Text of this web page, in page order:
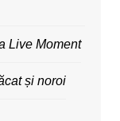
Live Moment
și noroi